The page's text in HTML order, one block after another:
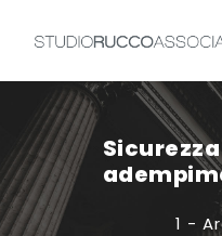
1 -